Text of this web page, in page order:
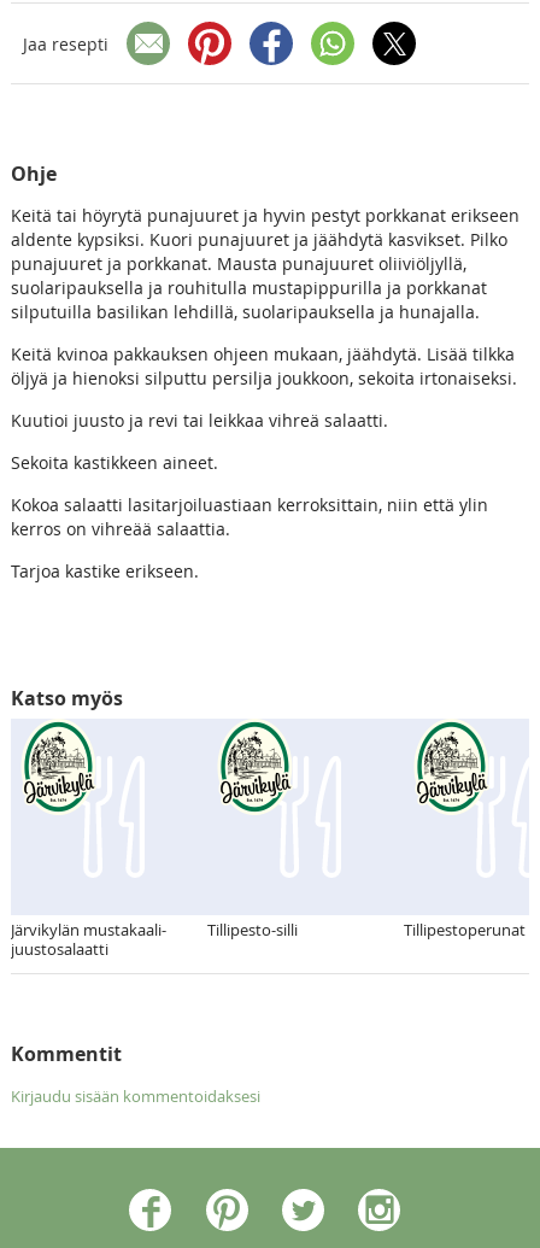
Jaa resepti
Ohje
Keitä tai höyrytä punajuuret ja hyvin pestyt porkkanat erikseen
aldente kypsiksi. Kuori punajuuret ja jäähdytä kasvikset. Pilko
punajuuret ja porkkanat. Mausta punajuuret oliiviöljyllä,
suolaripauksella ja rouhitulla mustapippurilla ja porkkanat
silputuilla basilikan lehdillä, suolaripauksella ja hunajalla.
Keitä kvinoa pakkauksen ohjeen mukaan, jäähdytä. Lisää tilkka
öljyä ja hienoksi silputtu persilja joukkoon, sekoita irtonaiseksi.
Kuutioi juusto ja revi tai leikkaa vihreä salaatti.
Sekoita kastikkeen aineet.
Kokoa salaatti lasitarjoiluastiaan kerroksittain, niin että ylin
kerros on vihreää salaattia.
Tarjoa kastike erikseen.
Katso myös
Järvikylän mustakaali-
juustosalaatti
Tillipesto-silli Tillipestoperunat
Kommentit
Kirjaudu sisään kommentoidaksesi